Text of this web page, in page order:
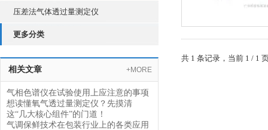
压差法气体透过量测定仪
更多分类
相关文章 +MORE
气相色谱仪在试验使用上应注意的事项
想读懂氧气透过量测定仪？先摸清
这“几大核心组件”的门道！
气调保鲜技术在包装行业上的各类应用
共 1 条记录，当前 1 / 1